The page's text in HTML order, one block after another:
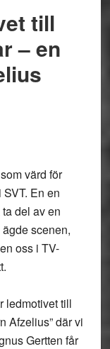
till
– en
värd för
En en
del av en
scenen,
oss i TV-
ledmotivet till
Afzelius” där vi
Gertten får